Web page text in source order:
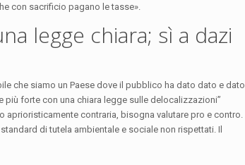
con sacrificio pagano le tasse».
legge chiara; sì a dazi
che siamo un Paese dove il pubblico ha dato dato e dato
forte con una chiara legge sulle delocalizzazioni”
aprioristicamente contraria, bisogna valutare pro e contro.
di tutela ambientale e sociale non rispettati. Il